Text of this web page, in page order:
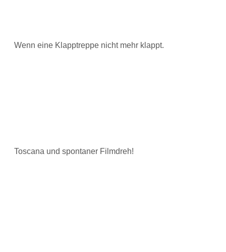
Wenn eine Klapptreppe nicht mehr klappt.
Toscana und spontaner Filmdreh!